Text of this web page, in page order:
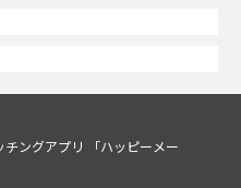
ングアプリ 「ハッピーメー